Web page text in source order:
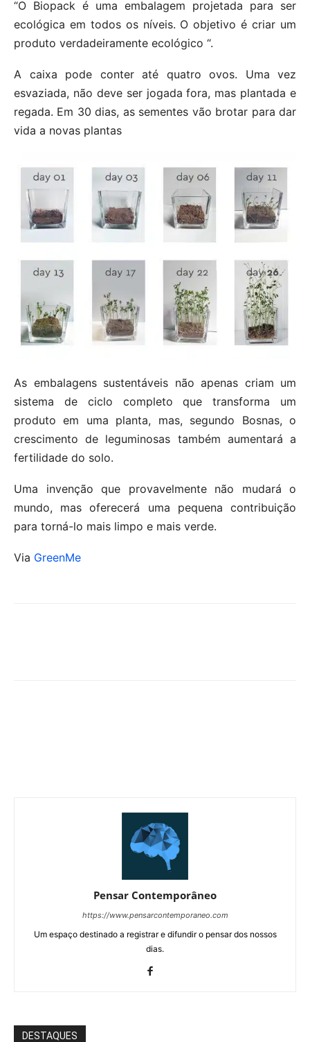
“O Biopack é uma embalagem projetada para ser
ecológica em todos os níveis. O objetivo é criar um
produto verdadeiramente ecológico “.
A caixa pode conter até quatro ovos. Uma vez
esvaziada, não deve ser jogada fora, mas plantada e
regada. Em 30 dias, as sementes vão brotar para dar
vida a novas plantas
As embalagens sustentáveis ​​não apenas criam um
sistema de ciclo completo que transforma um
produto em uma planta, mas, segundo Bosnas, o
crescimento de leguminosas também aumentará a
fertilidade do solo.
Uma invenção que provavelmente não mudará o
mundo, mas oferecerá uma pequena contribuição
para torná-lo mais limpo e mais verde.
Via GreenMe
Pensar Contemporâneo
https://www.pensarcontemporaneo.com
Um espaço destinado a registrar e difundir o pensar dos nossos
dias.
DESTAQUES